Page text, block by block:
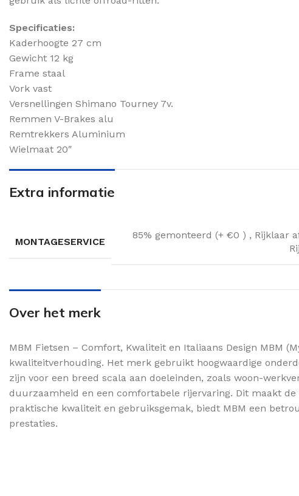
Specificaties:
Kaderhoogte 27 cm
Gewicht 12 kg
Frame staal
Vork vast
Versnellingen Shimano Tourney 7v.
Remmen V-Brakes alu
Remtrekkers Aluminium
Wielmaat 20″
Extra informatie
MONTAGESERVICE
85% gemonteerd (+ €0 ) , Rijklaar
Over het merk
MBM Fietsen – Comfort, Kwaliteit en Italiaans Design MBM
kwaliteitverhouding. Het merk gebruikt hoogwaardige
zijn voor een breed scala aan doeleinden, zoals woon-
duurzaamheid en een comfortabele rijervaring. Dit maakt
praktische kwaliteit en gebruiksgemak, biedt MBM een
prestaties.